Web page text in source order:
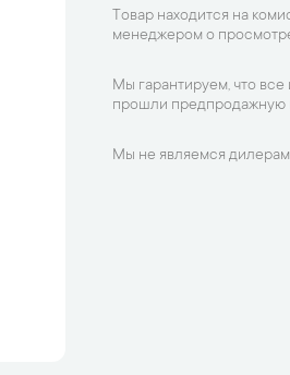
Товар находится на
менеджером о
Мы гарантируем, что
прошли предпродажную
Мы не являемся